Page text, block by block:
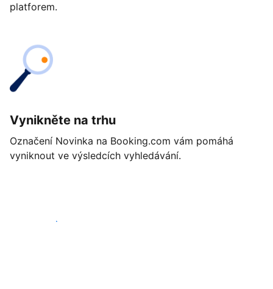
platforem.
Vynikněte na trhu
Označení Novinka na Booking.com vám pomáhá
vyniknout ve výsledcích vyhledávání.
Začít ještě dnes